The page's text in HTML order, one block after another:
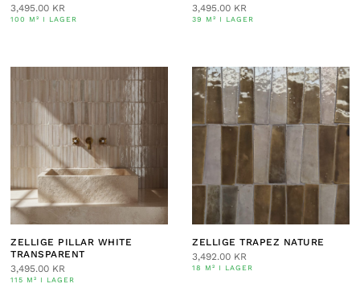
3,495.00 KR
100 M² I LAGER
3,495.00 KR
39 M² I LAGER
ZELLIGE PILLAR WHITE
TRANSPARENT
3,495.00 KR
115 M² I LAGER
ZELLIGE TRAPEZ NATURE
3,492.00 KR
18 M² I LAGER